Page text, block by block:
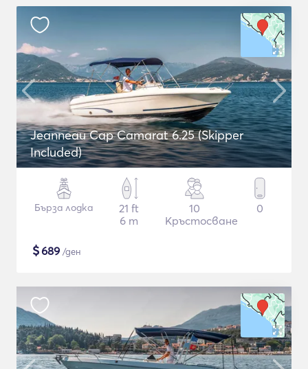
Jeanneau Cap Camarat 6.25 (Skipper
Included)
Бърза лодка
21 ft
6 m
10
Кръстосване
0
$689 /ден